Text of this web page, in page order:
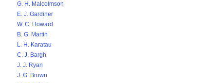
G. H. Malcolmson
E. J. Gardiner
W. C. Howard
B. G. Martin
L. H. Karatau
C. J. Bargh
J. J. Ryan
J. G. Brown